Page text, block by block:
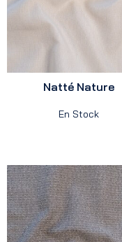
Natté Nature
En Stock